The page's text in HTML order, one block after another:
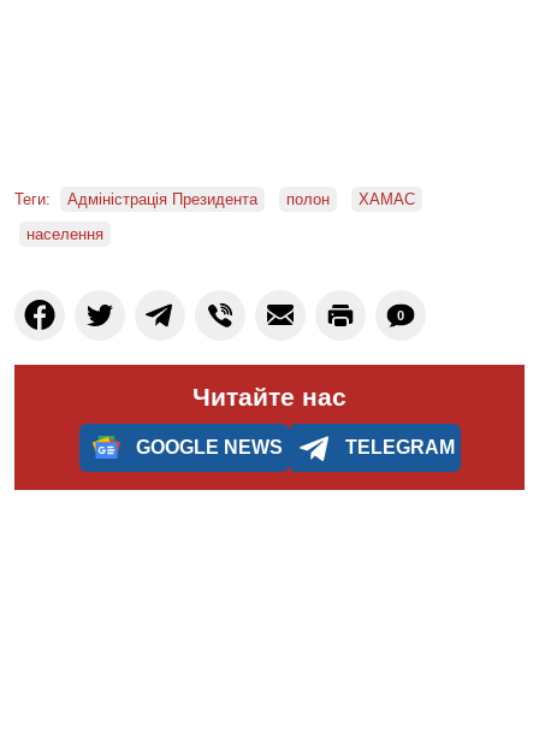
Теги: Адміністрація Президента полон
ХАМАС
населення
0
Читайте нас
GOOGLE NEWS TELEGRAM